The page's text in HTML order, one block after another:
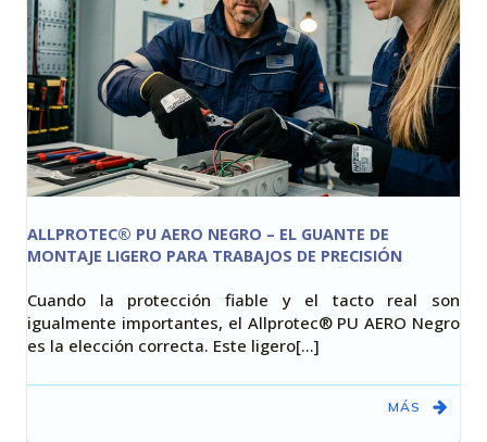
ALLPROTEC® PU AERO NEGRO – EL GUANTE DE
MONTAJE LIGERO PARA TRABAJOS DE PRECISIÓN
Cuando la protección fiable y el tacto real son
igualmente importantes, el Allprotec® PU AERO Negro
es la elección correcta. Este ligero[…]
MÁS